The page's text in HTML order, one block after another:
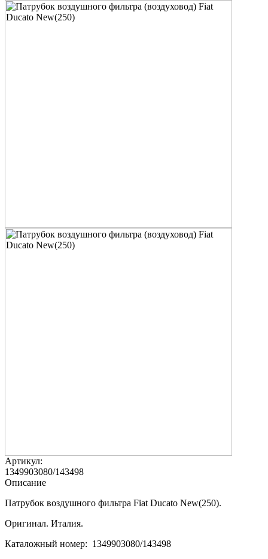
Артикул:
1349903080/143498
Описание
Патрубок воздушного фильтра Fiat Ducato New(250).
Оригинал. Италия.
Каталожный номер: 1349903080/143498